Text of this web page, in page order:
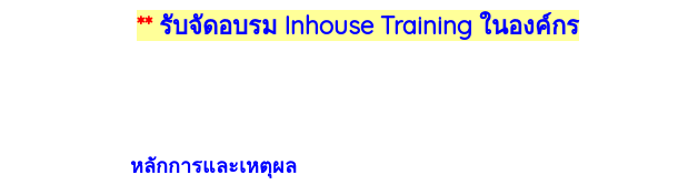
**รับจัดอบรม Inhouse Training ในองค์กร
หลักการและเหตุผล